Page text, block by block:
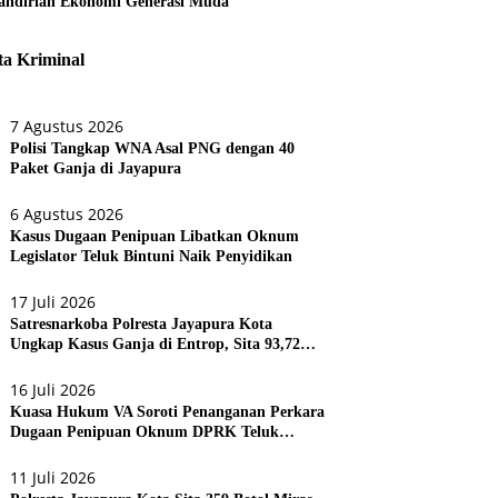
Kriminal
7 Agustus 2026
Polisi Tangkap WNA Asal PNG dengan 40
Paket Ganja di Jayapura
6 Agustus 2026
Kasus Dugaan Penipuan Libatkan Oknum
Legislator Teluk Bintuni Naik Penyidikan
17 Juli 2026
Satresnarkoba Polresta Jayapura Kota
Ungkap Kasus Ganja di Entrop, Sita 93,72
16 Juli 2026
Kuasa Hukum VA Soroti Penanganan Perkara
Dugaan Penipuan Oknum DPRK Teluk
11 Juli 2026